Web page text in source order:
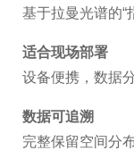
基于拉曼光谱的
适合现场部署
设备便携，数据
数据可追溯
完整保留空间分